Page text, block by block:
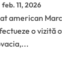
lui
de
feb. 11, 2026
o vizită